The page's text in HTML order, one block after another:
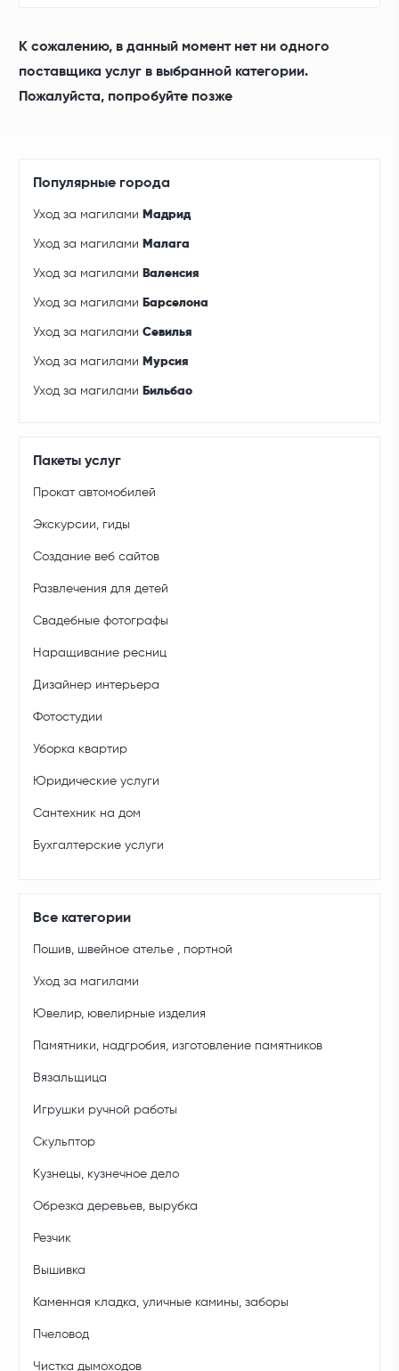
К сожалению, в данный момент нет ни одного
поставщика услуг в выбранной категории.
Пожалуйста, попробуйте позже
Популярные города
Уход за магилами Мадрид
Уход за магилами Малага
Уход за магилами Валенсия
Уход за магилами Барселона
Уход за магиламиСевилья
Уход за магилами Мурсия
Уход за магилами Бильбао
Пакеты услуг
Прокат автомобилей
Экскурсии, гиды
Создание веб сайтов
Развлечения для детей
Свадебные фотографы
Наращивание ресниц
Дизайнер интерьера
Фотостудии
Уборка квартир
Юридические услуги
Сантехник на дом
Бухгалтерские услуги
Все категории
Пошив, швейное ателье , портной
Уход за магилами
Ювелир, ювелирные изделия
Памятники, надгробия, изготовление памятников
Вязальщица
Игрушки ручной работы
Скульптор
Кузнецы, кузнечное дело
Обрезка деревьев, вырубка
Резчик
Вышивка
Каменная кладка, уличные камины, заборы
Пчеловод
Чистка дымоходов